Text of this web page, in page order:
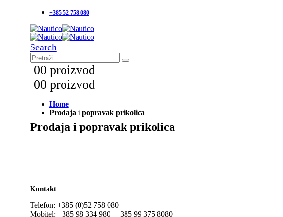
+385 52 758 080
Search
00 proizvod
00 proizvod
Home
Prodaja i popravak prikolica
Prodaja i popravak prikolica
Kontakt
Telefon: +385 (0)52 758 080
Mobitel: +385 98 334 980 | +385 99 375 8080